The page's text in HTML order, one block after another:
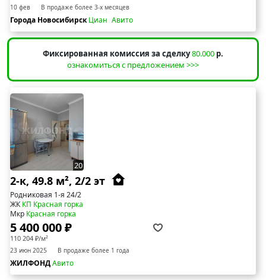
10 фев В продаже более 3-х месяцев
Города НовосибирскЦиан Авито
Фиксированная комиссия за сделку80.000 р.
ознакомиться с предложением >>>
20
2-к, 49.8 м², 2/2 эт
Родниковая 1-я 24/2
ЖККП Красная горка
Мкр Красная горка
5 400 000 ₽
110 204 ₽/м²
23 июн 2025 В продаже более 1 года
ЖИЛФОНДАвито